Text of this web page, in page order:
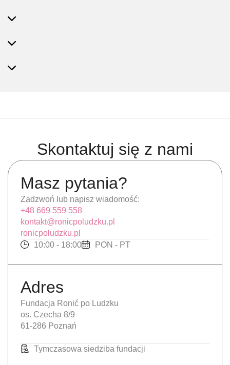
Skontaktuj się z nami
Masz pytania?
Zadzwoń lub napisz wiadomość:
+48 669 559 558
kontakt@ronicpoludzku.pl
ronicpoludzku.pl
10:00 - 18:00
PON - PT
Adres
Fundacja Ronić po Ludzku
os. Czecha 8/9
61-286 Poznań
Tymczasowa siedziba fundacji